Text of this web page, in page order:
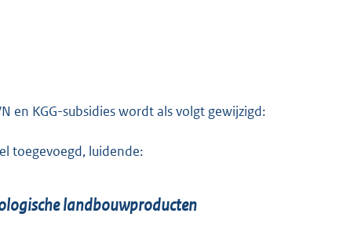
,
en KGG-subsidies wordt als volgt gewijzigd:
toegevoegd, luidende:
landbouwproducten